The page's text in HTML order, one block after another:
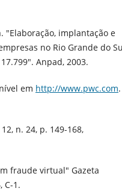
"Elaboração, implantação e
no Rio Grande do
Anpad, 2003.
em http://www.pwc.com.
n. 24, p. 149-168,
fraude virtual" Gazeta
C-1.